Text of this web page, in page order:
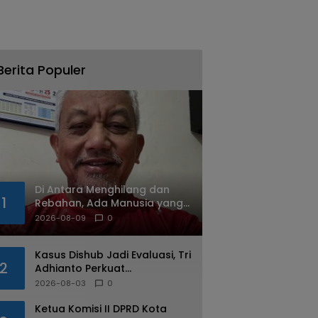
Populer
1
Di Antara Menghilang dan
Rebahan, Ada Manusia yang
Tetap Berjalan
2026-08-09 0
2
Kasus Dishub Jadi Evaluasi, Tri
Adhianto Perkuat
Pengawasan Aparatur
2026-08-03 0
Ketua Komisi II DPRD Kota